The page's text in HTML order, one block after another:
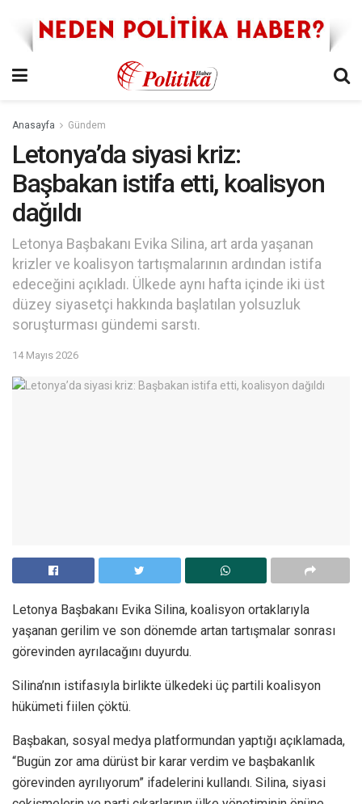
Anasayfa Gündem
Letonya’da siyasi kriz:
Başbakan istifa etti, koalisyon
dağıldı
Letonya Başbakanı Evika Silina, art arda yaşanan
krizler ve koalisyon tartışmalarının ardından istifa
edeceğini açıkladı. Ülkede aynı hafta içinde iki üst
düzey siyasetçi hakkında başlatılan yolsuzluk
soruşturması gündemi sarstı.
14 Mayıs 2026
Letonya Başbakanı Evika Silina, koalisyon ortaklarıyla
yaşanan gerilim ve son dönemde artan tartışmalar sonrası
görevinden ayrılacağını duyurdu.
Silina’nın istifasıyla birlikte ülkedeki üç partili koalisyon
hükümeti fiilen çöktü.
Başbakan, sosyal medya platformundan yaptığı açıklamada,
“Bugün zor ama dürüst bir karar verdim ve başbakanlık
görevinden ayrılıyorum” ifadelerini kullandı. Silina, siyasi